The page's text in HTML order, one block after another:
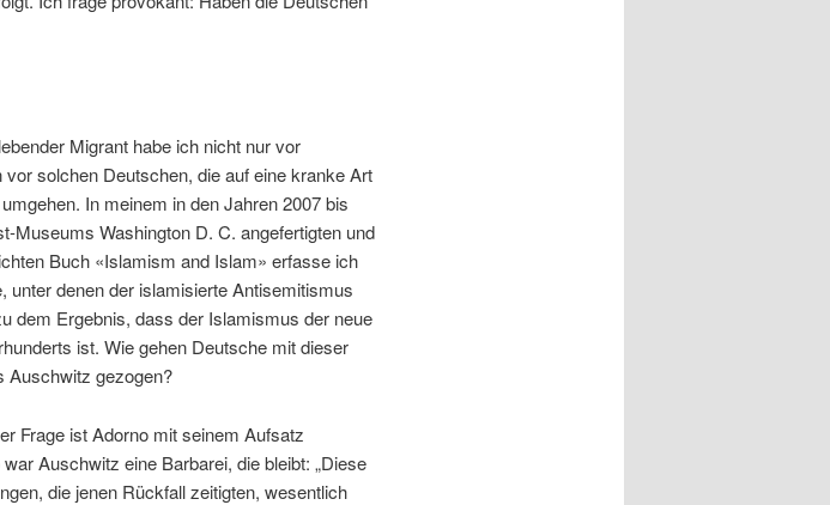
Migrant habe ich nicht nur vor
solchen Deutschen, die auf eine kranke Art
In meinem in den Jahren 2007 bis
Museums Washington D. C. angefertigten und
Buch «Islamism and Islam» erfasse ich
denen der islamisierte Antisemitismus
dem Ergebnis, dass der Islamismus der neue
ist. Wie gehen Deutsche mit dieser
Auschwitz gezogen?
Frage ist Adorno mit seinem Aufsatz
Auschwitz eine Barbarei, die bleibt: „Diese
die jenen Rückfall zeitigten, wesentlich